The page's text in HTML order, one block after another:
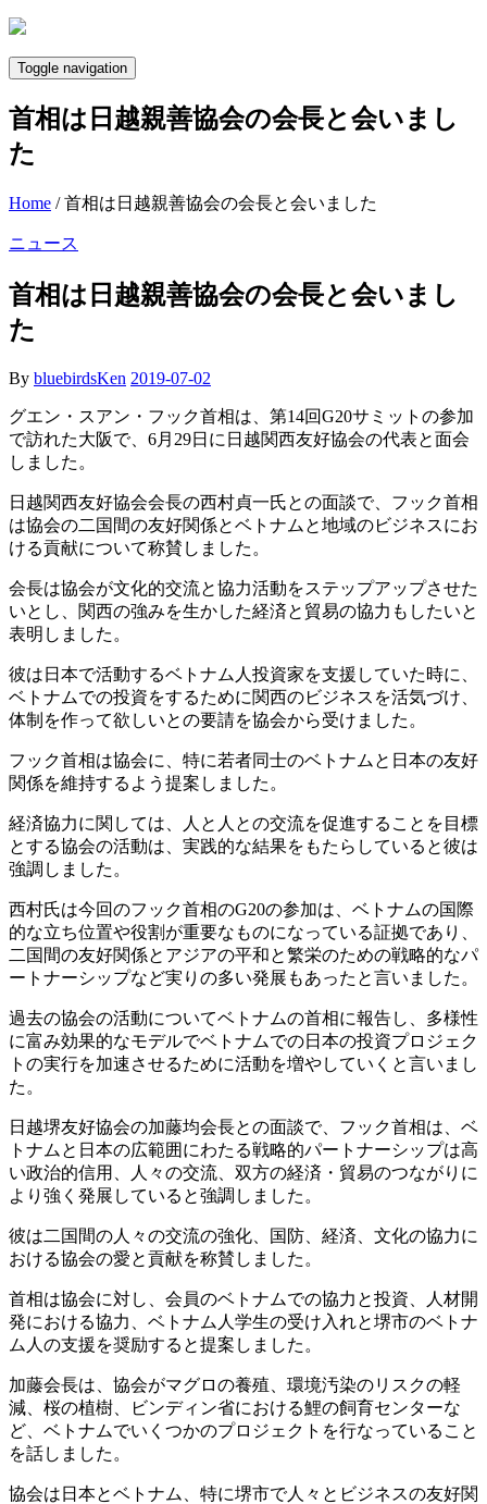
Skip
content
Toggle navigation
首相は日越親善協会の会長と会いまし
た
Home /首相は日越親善協会の会長と会いました
ニュース
首相は日越親善協会の会長と会いまし
た
By bluebirdsKen 2019-07-02
グエン・スアン・フック首相は、第14回G20サミットの参加
で訪れた大阪で、6月29日に日越関西友好協会の代表と面会
しました。
日越関西友好協会会長の西村貞一氏との面談で、フック首相
は協会の二国間の友好関係とベトナムと地域のビジネスにお
ける貢献について称賛しました。
会長は協会が文化的交流と協力活動をステップアップさせた
いとし、関西の強みを生かした経済と貿易の協力もしたいと
表明しました。
彼は日本で活動するベトナム人投資家を支援していた時に、
ベトナムでの投資をするために関西のビジネスを活気づけ、
体制を作って欲しいとの要請を協会から受けました。
フック首相は協会に、特に若者同士のベトナムと日本の友好
関係を維持するよう提案しました。
経済協力に関しては、人と人との交流を促進することを目標
とする協会の活動は、実践的な結果をもたらしていると彼は
強調しました。
西村氏は今回のフック首相のG20の参加は、ベトナムの国際
的な立ち位置や役割が重要なものになっている証拠であり、
二国間の友好関係とアジアの平和と繁栄のための戦略的なパ
ートナーシップなど実りの多い発展もあったと言いました。
過去の協会の活動についてベトナムの首相に報告し、多様性
に富み効果的なモデルでベトナムでの日本の投資プロジェク
トの実行を加速させるために活動を増やしていくと言いまし
た。
日越堺友好協会の加藤均会長との面談で、フック首相は、ベ
トナムと日本の広範囲にわたる戦略的パートナーシップは高
い政治的信用、人々の交流、双方の経済・貿易のつながりに
より強く発展していると強調しました。
彼は二国間の人々の交流の強化、国防、経済、文化の協力に
おける協会の愛と貢献を称賛しました。
首相は協会に対し、会員のベトナムでの協力と投資、人材開
発における協力、ベトナム人学生の受け入れと堺市のベトナ
ム人の支援を奨励すると提案しました。
加藤会長は、協会がマグロの養殖、環境汚染のリスクの軽
減、桜の植樹、ビンディン省における鯉の飼育センターな
ど、ベトナムでいくつかのプロジェクトを行なっていること
を話しました。
協会は日本とベトナム、特に堺市で人々とビジネスの友好関